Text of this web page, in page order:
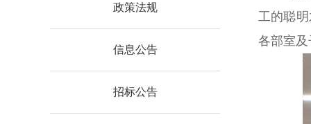
政策法规
信息公告
招标公告
工的聪
各部室